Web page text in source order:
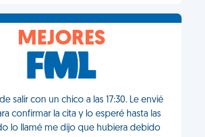
MEJORES
salir con un chico a las 17:30. Le envié
confirmar la cita y lo esperé hasta las
lo llamé me dijo que hubiera debido